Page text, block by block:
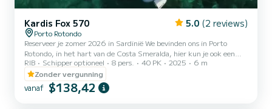
Kardis Fox 570 5.0 (2 reviews)
Porto Rotondo
Reserveer je zomer 2026 in Sardinië We bevinden ons in Porto
Rotondo, in het hart van de Costa Smeralda, hier kun je ook een
beveiligde parkeerplaats voor je auto vinden en een kleine bar om te
ontspannen terwijl je uitkijkt over onze prachtige zee. Deze
prachtige rubberboot is een KARDIS en is uitgerust met: - Douche
- Zonnetent - USB - Mercury 2025 40pk motor - Compleet
RIB Schipper optioneel 8 pers. 40 PK 2025
6 m
Zonder vergunning
vanaf $138,42